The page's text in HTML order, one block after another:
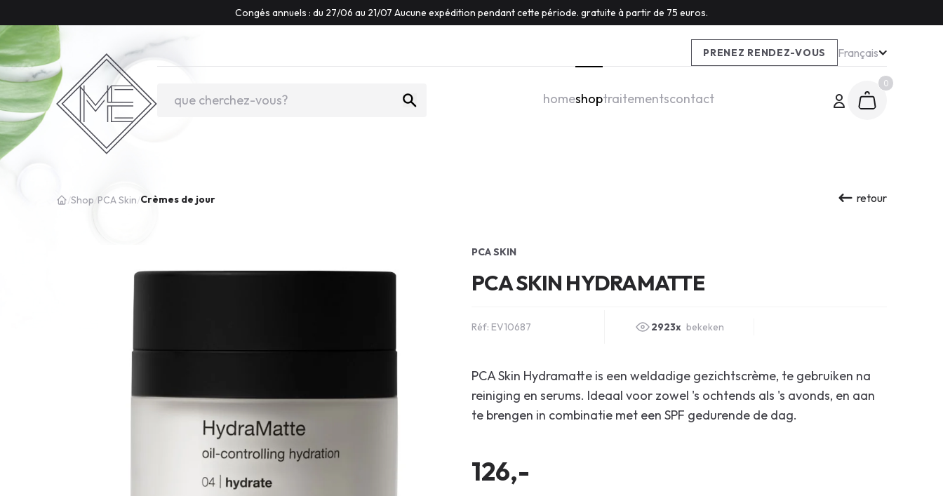
Congés annuels : du 27/06 au 21/07 Aucune expédition pendant cette période. gratuite à partir de 75 euros.
PRENEZ RENDEZ-VOUS Français
homeshoptraitementscontact
0
/Shop PCA Skin/Crèmes de jour retour
PCA SKIN
PCA SKIN HYDRAMATTE
Réf: EV10687 2923x bekeken
PCA Skin Hydramatte is een weldadige gezichtscrème, te gebruiken na
reiniging en serums. Ideaal voor zowel 's ochtends als 's avonds, en aan
te brengen in combinatie met een SPF gedurende de dag.
126,-